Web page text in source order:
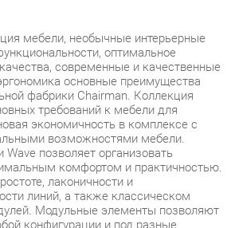
оптимальное
современные и качественные
основные преимущества
фабрики Chairman. Коллекция
требований к мебели для
экономичность в комплексе с
возможностями мебели.
позволяет организовать
комфортом и практичностью.
лаконичности и
линий, а также классическом
Модульные элементы позволяют
конфигурации и под разные
этой серии
удобна, проста и
эксплуатации покрытие материалов